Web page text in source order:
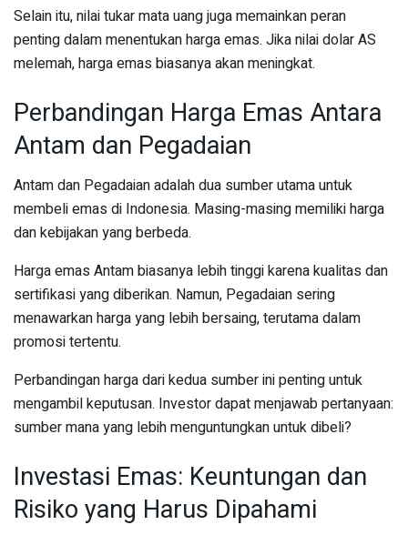
Selain itu, nilai tukar mata uang juga memainkan peran
penting dalam menentukan harga emas. Jika nilai dolar AS
melemah, harga emas biasanya akan meningkat.
Perbandingan Harga Emas Antara
Antam dan Pegadaian
Antam dan Pegadaian adalah dua sumber utama untuk
membeli emas di Indonesia. Masing-masing memiliki harga
dan kebijakan yang berbeda.
Harga emas Antam biasanya lebih tinggi karena kualitas dan
sertifikasi yang diberikan. Namun, Pegadaian sering
menawarkan harga yang lebih bersaing, terutama dalam
promosi tertentu.
Perbandingan harga dari kedua sumber ini penting untuk
mengambil keputusan. Investor dapat menjawab pertanyaan:
sumber mana yang lebih menguntungkan untuk dibeli?
Investasi Emas: Keuntungan dan
Risiko yang Harus Dipahami